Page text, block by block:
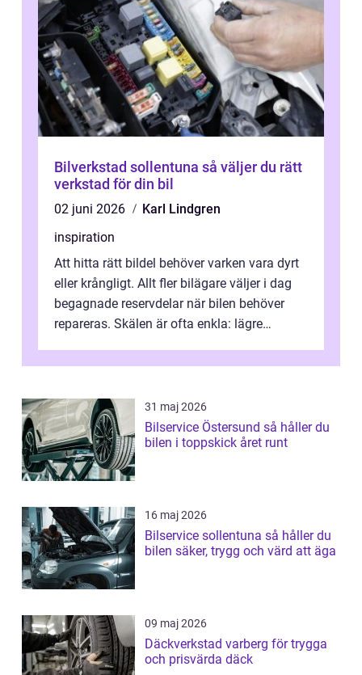
Bilverkstad sollentuna så väljer du rätt
verkstad för din bil
02 juni 2026
Karl Lindgren
inspiration
Att hitta rätt bildel behöver varken vara dyrt
eller krångligt. Allt fler bilägare väljer i dag
begagnade reservdelar när bilen behöver
repareras. Skälen är ofta enkla: lägre
31 maj 2026
Bilservice Östersund så håller du
bilen i toppskick året runt
16 maj 2026
Bilservice sollentuna så håller du
bilen säker, trygg och värd att äga
09 maj 2026
Däckverkstad varberg för trygga
och prisvärda däck